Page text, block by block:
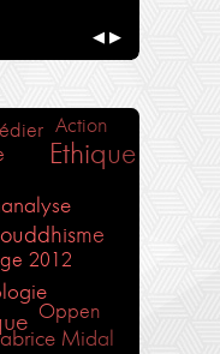
◀ ▶
Action
Ethique
2012
Oppen
Midal